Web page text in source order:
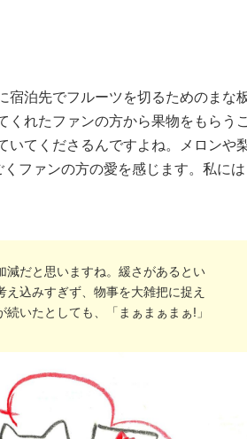
宿泊先でフルーツを切るためのまな
くれたファンの方から果物をもらう
いてくださるんですよね。メロンや
ファンの方の愛を感じます。私には
減だと思いますね。緩さがあるとい
込みすぎず、物事を大雑把に捉え
いたとしても、「まぁまぁまぁ!」